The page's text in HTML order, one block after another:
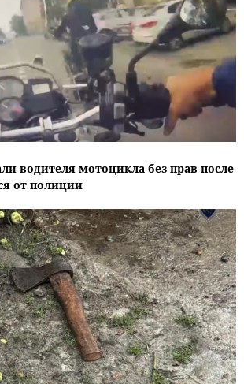
водителя мотоцикла без прав после
от полиции